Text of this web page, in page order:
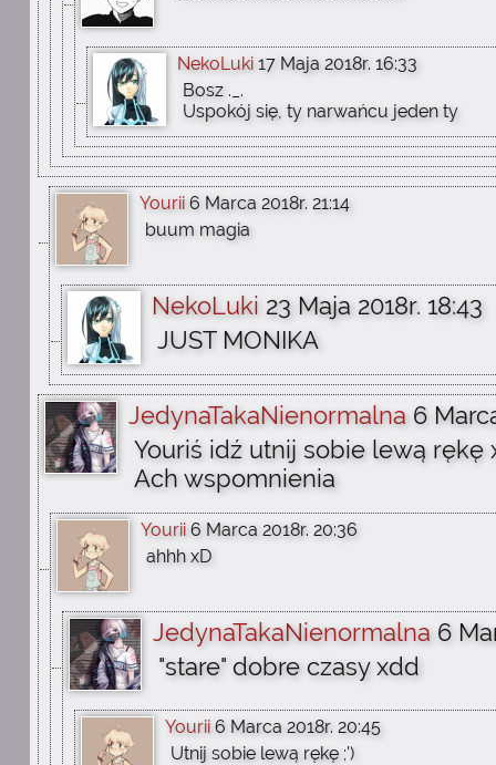
NekoLuki 17 Maja 2018r. 16:33
Bosz ._.
Uspokój się, ty narwańcu jeden ty
Yourii 6 Marca 2018r. 21:14
buum magia
NekoLuki 23 Maja 2018r. 18:43
JUST MONIKA
JedynaTakaNienormalna 6
Youriś idź utnij sobie lewą rękę
Ach wspomnienia
Yourii 6 Marca 2018r. 20:36
ahhh xD
JedynaTakaNienormalna 6
"stare" dobre czasy xdd
Yourii 6 Marca 2018r. 20:45
Utnij sobie lewą rękę ;')